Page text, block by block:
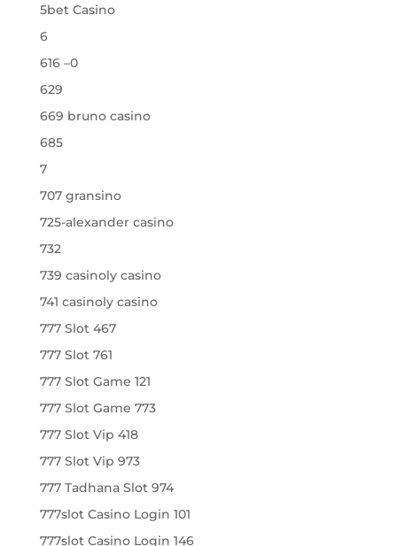
5bet Casino
6
616 –0
629
669 bruno casino
685
7
707 gransino
725-alexander casino
732
739 casinoly casino
741 casinoly casino
777 Slot 467
777 Slot 761
777 Slot Game 121
777 Slot Game 773
777 Slot Vip 418
777 Slot Vip 973
777 Tadhana Slot 974
777slot Casino Login 101
777slot Casino Login 146